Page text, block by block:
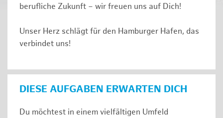
berufliche Zukunft – wir freuen uns auf Dich!
Unser Herz schlägt für den Hamburger Hafen, das
verbindet uns!
DIESE AUFGABEN ERWARTEN DICH
Du möchtest in einem vielfältigen Umfeld